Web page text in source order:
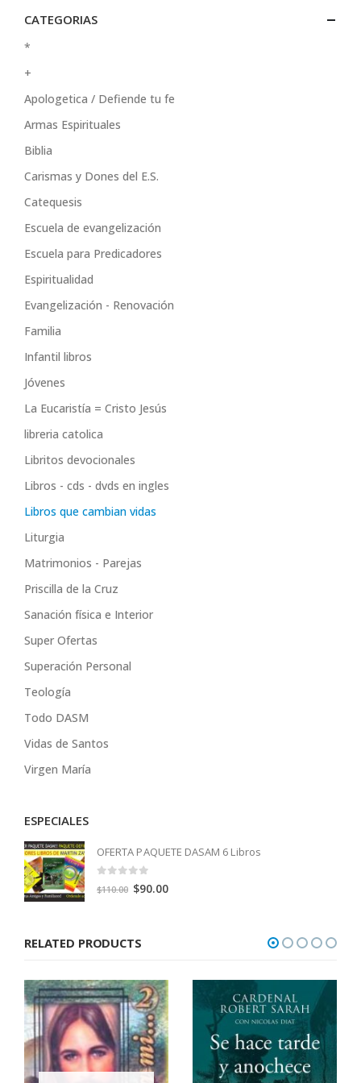
CATEGORIAS
*
+
Apologetica / Defiende tu fe
Armas Espirituales
Biblia
Carismas y Dones del E.S.
Catequesis
Escuela de evangelización
Escuela para Predicadores
Espiritualidad
Evangelización - Renovación
Familia
Infantil libros
Jóvenes
La Eucaristía = Cristo Jesús
libreria catolica
Libritos devocionales
Libros - cds - dvds en ingles
Libros que cambian vidas
Liturgia
Matrimonios - Parejas
Priscilla de la Cruz
Sanación física e Interior
Super Ofertas
Superación Personal
Teología
Todo DASM
Vidas de Santos
Virgen María
ESPECIALES
OFERTA PAQUETE DASAM 6 Libros
out of 5
$110.00 Original
$110.00.
$90.00Current
RELATED PRODUCTS